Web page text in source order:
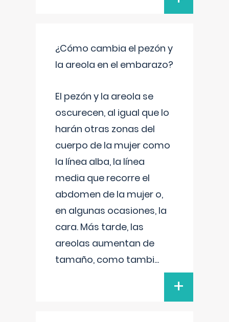
¿Cómo cambia el pezón y
la areola en el embarazo?
El pezón y la areola se
oscurecen, al igual que lo
harán otras zonas del
cuerpo de la mujer como
la línea alba, la línea
media que recorre el
abdomen de la mujer o,
en algunas ocasiones, la
cara. Más tarde, las
areolas aumentan de
tamaño, como tambi...
+